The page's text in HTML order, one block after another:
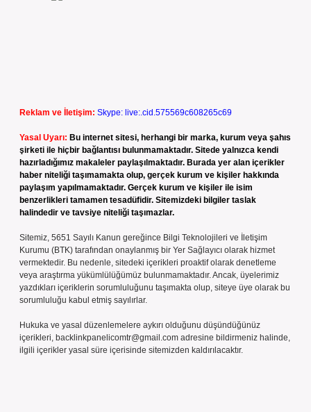
Reklam ve İletişim: Skype: live:.cid.575569c608265c69
Yasal Uyarı: Bu internet sitesi, herhangi bir marka, kurum veya şahıs
şirketi ile hiçbir bağlantısı bulunmamaktadır. Sitede yalnızca kendi
hazırladığımız makaleler paylaşılmaktadır. Burada yer alan içerikler
haber niteliği taşımamakta olup, gerçek kurum ve kişiler hakkında
paylaşım yapılmamaktadır. Gerçek kurum ve kişiler ile isim
benzerlikleri tamamen tesadüfidir. Sitemizdeki bilgiler taslak
halindedir ve tavsiye niteliği taşımazlar.
Sitemiz, 5651 Sayılı Kanun gereğince Bilgi Teknolojileri ve İletişim
Kurumu (BTK) tarafından onaylanmış bir Yer Sağlayıcı olarak hizmet
vermektedir. Bu nedenle, sitedeki içerikleri proaktif olarak denetleme
veya araştırma yükümlülüğümüz bulunmamaktadır. Ancak, üyelerimiz
yazdıkları içeriklerin sorumluluğunu taşımakta olup, siteye üye olarak bu
sorumluluğu kabul etmiş sayılırlar.
Hukuka ve yasal düzenlemelere aykırı olduğunu düşündüğünüz
içerikleri, backlinkpanelicomtr@gmail.com adresine bildirmeniz halinde,
ilgili içerikler yasal süre içerisinde sitemizden kaldırılacaktır.